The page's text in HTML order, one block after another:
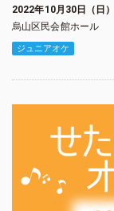
2022年10月30日（日
烏山区民会館ホール
ジュニアオケ